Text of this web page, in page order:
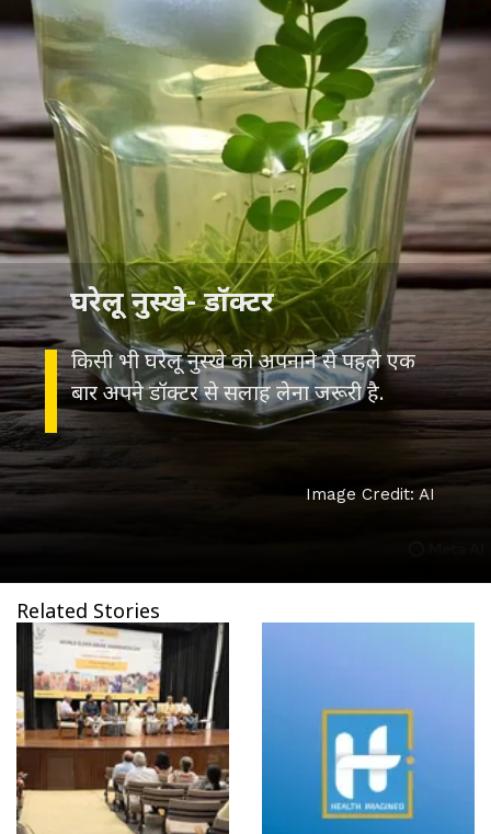
किसी भी घरेलू नुस्खे को अपनाने से पहले एक
घरेलू नुस्खे- डॉक्टर
Image Credit: AI
Related Stories